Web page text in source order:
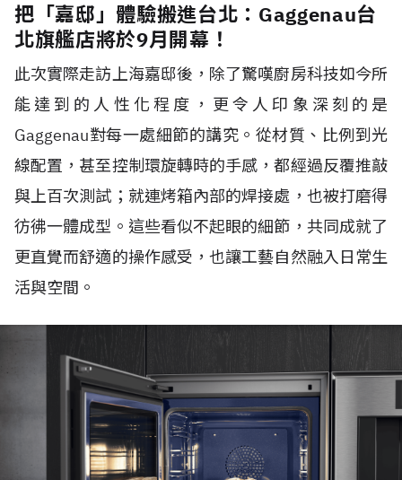
把「嘉邸」體驗搬進台北：Gaggenau台
北旗艦店將於9月開幕！
此次實際走訪上海嘉邸後，除了驚嘆廚房科技如今所
能達到的人性化程度，更令人印象深刻的是
Gaggenau對每一處細節的講究。從材質、比例到光
線配置，甚至控制環旋轉時的手感，都經過反覆推敲
與上百次測試；就連烤箱內部的焊接處，也被打磨得
彷彿一體成型。這些看似不起眼的細節，共同成就了
更直覺而舒適的操作感受，也讓工藝自然融入日常生
活與空間。